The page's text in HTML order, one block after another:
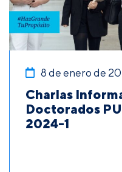
8 de enero de
Charlas
Doctorados
2024-1